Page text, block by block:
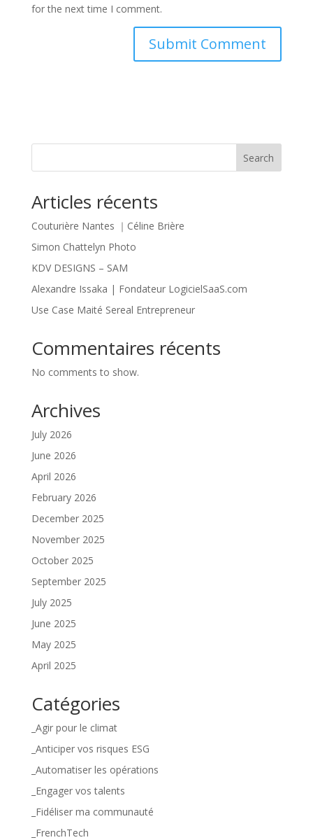
for the next time I comment.
Search
Articles récents
Couturière Nantes ｜Céline Brière
Simon Chattelyn Photo
KDV DESIGNS – SAM
Alexandre Issaka | Fondateur LogicielSaaS.com
Use Case Maité Sereal Entrepreneur
Commentaires récents
No comments to show.
Archives
July 2026
June 2026
April 2026
February 2026
December 2025
November 2025
October 2025
September 2025
July 2025
June 2025
May 2025
April 2025
Catégories
_Agir pour le climat
_Anticiper vos risques ESG
_Automatiser les opérations
_Engager vos talents
_Fidéliser ma communauté
_FrenchTech